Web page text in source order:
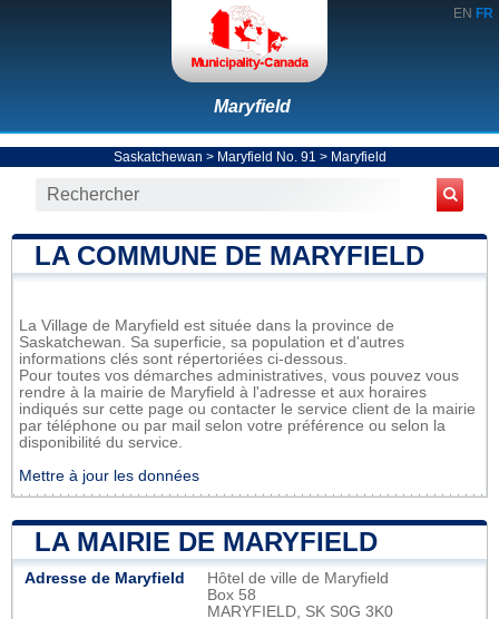
EN FR
Maryfield
Saskatchewan > Maryfield No. 91 > Maryfield
LA COMMUNE DE MARYFIELD
La Village de Maryfield est située dans la province de
Saskatchewan. Sa superficie, sa population et d'autres
informations clés sont répertoriées ci-dessous.
Pour toutes vos démarches administratives, vous pouvez vous
rendre à la mairie de Maryfield à l'adresse et aux horaires
indiqués sur cette page ou contacter le service client de la mairie
par téléphone ou par mail selon votre préférence ou selon la
disponibilité du service.
Mettre à jour les données
LA MAIRIE DE MARYFIELD
Adresse de Maryfield
Hôtel de ville de Maryfield
Box 58
MARYFIELD, SK S0G 3K0